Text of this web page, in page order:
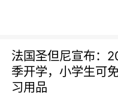
法国圣但尼宣布：
季开学，小学生可
习用品